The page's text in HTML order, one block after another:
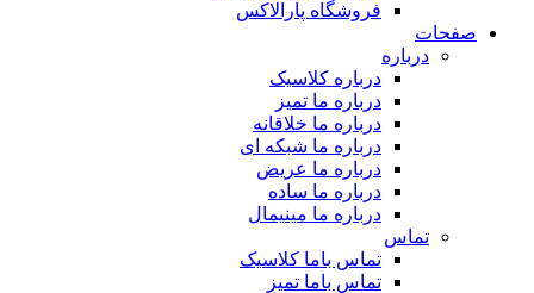
فروشگاه پارالاکس
صفحات
درباره
درباره کلاسیک
درباره ما تمیز
درباره ما خلاقانه
درباره ما شبکه ای
درباره ما عریض
درباره ما ساده
درباره ما مینیمال
تماس
تماس باما کلاسیک
تماس باما تمیز